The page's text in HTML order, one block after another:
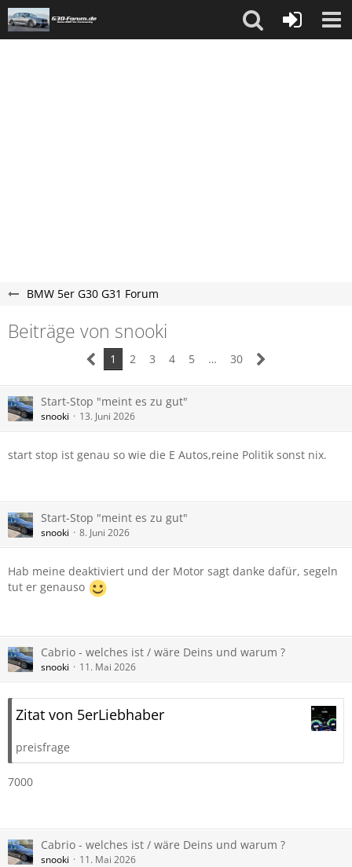
BMW 5er G30 G31 Forum
Beiträge von snooki
1 2 3 4 5 … 30
Start-Stop "meint es zu gut"
snooki 13. Juni 2026
start stop ist genau so wie die E Autos,reine Politik sonst nix.
Start-Stop "meint es zu gut"
snooki 8. Juni 2026
Hab meine deaktiviert und der Motor sagt danke dafür, segeln
tut er genauso
Cabrio - welches ist / wäre Deins und warum ?
snooki 11. Mai 2026
Zitat von 5erLiebhaber
preisfrage
7000
Cabrio - welches ist / wäre Deins und warum ?
snooki 11. Mai 2026